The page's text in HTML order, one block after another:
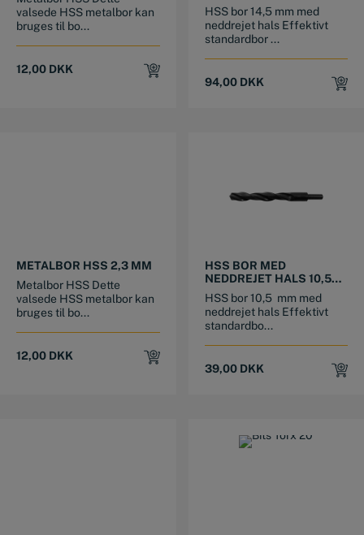
valsede HSS metalbor kan
bruges til bo...
12,00 DKK
HSS bor 14,5 mm med
neddrejet hals Effektivt
standardbor ...
94,00 DKK
METALBOR HSS 2,3 MM
Metalbor HSS Dette
valsede HSS metalbor kan
bruges til bo...
12,00 DKK
HSS BOR MED
NEDDREJET HALS 10,5
MM
HSS bor 10,5 mm med
neddrejet hals Effektivt
standardbo...
39,00 DKK